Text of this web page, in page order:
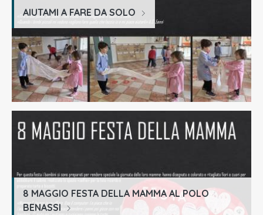
AIUTAMI A FARE DA SOLO
8 MAGGIO FESTA DELLA MAMMA AL POLO
BENASSI